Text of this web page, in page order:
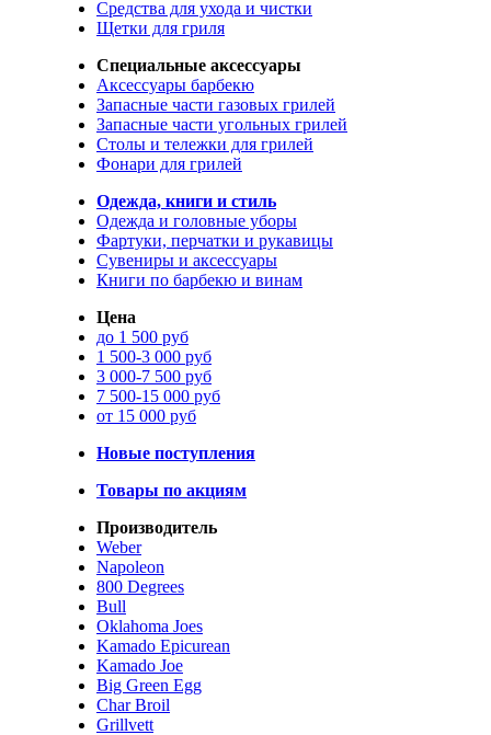
Средства для ухода и чистки
Щетки для гриля
Специальные аксессуары
Аксессуары барбекю
Запасные части газовых грилей
Запасные части угольных грилей
Столы и тележки для грилей
Фонари для грилей
Одежда, книги и стиль
Одежда и головные уборы
Фартуки, перчатки и рукавицы
Сувениры и аксессуары
Книги по барбекю и винам
Цена
до 1 500 руб
1 500-3 000 руб
3 000-7 500 руб
7 500-15 000 руб
от 15 000 руб
Новые поступления
Товары по акциям
Производитель
Weber
Napoleon
800 Degrees
Bull
Oklahoma Joes
Kamado Epicurean
Kamado Joe
Big Green Egg
Char Broil
Grillvett